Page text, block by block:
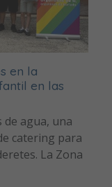
en la
en las
agua, una
catering para
La Zona